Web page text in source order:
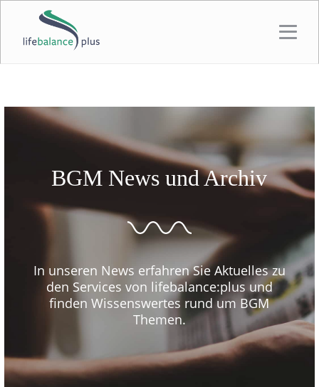
BGM News und Archiv
In unseren News erfahren Sie Aktuelles zu
den Services von lifebalance:plus und
finden Wissenswertes rund um BGM
Themen.